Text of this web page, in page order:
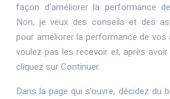
façon d’améliorer la performance
Non, je veux des conseils et des
pour améliorer la performance de
voulez pas les recevoir et, après
cliquez sur Continuer.
Dans la page qui s’ouvre, décidez du